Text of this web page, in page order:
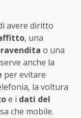
avere diritto
, una
o una
anche la
per evitare
la voltura
e i dati del
che mobile.